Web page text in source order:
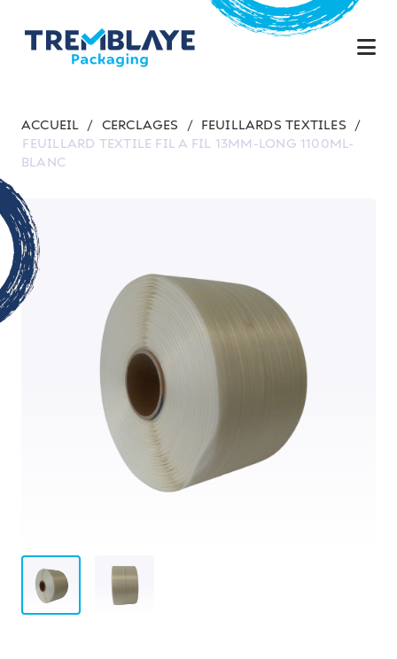
ACCUEIL / CERCLAGES / FEUILLARDS TEXTILES
/
FEUILLARD TEXTILE FIL A FIL 13MM-LONG 1100ML-
BLANC